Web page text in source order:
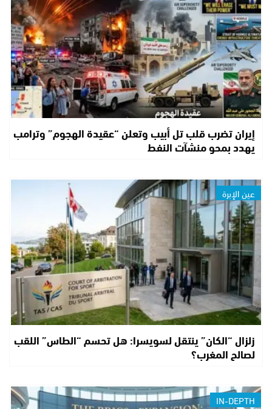
إيران تضرب قلب تل أبيب وتعلن “عقيدة الهجوم” وترامب
يهدد بمحو منشآت النفط
عين الإبرة
زلزال “الكان” ينتقل لسويسرا: هل تحسم “الطاس” اللقب
لصالح المغرب؟
IN-DEPTH